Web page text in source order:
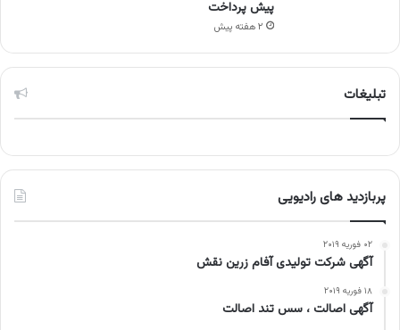
پیش پرداخت
۲ هفته پیش
تبلیغات
پربازدید های رادیویی
۰۲ فوریه ۲۰۱۹
آگهی شرکت تولیدی آفام زرین نقش
۱۸ فوریه ۲۰۱۹
آگهی اصالت ، سس تند اصالت